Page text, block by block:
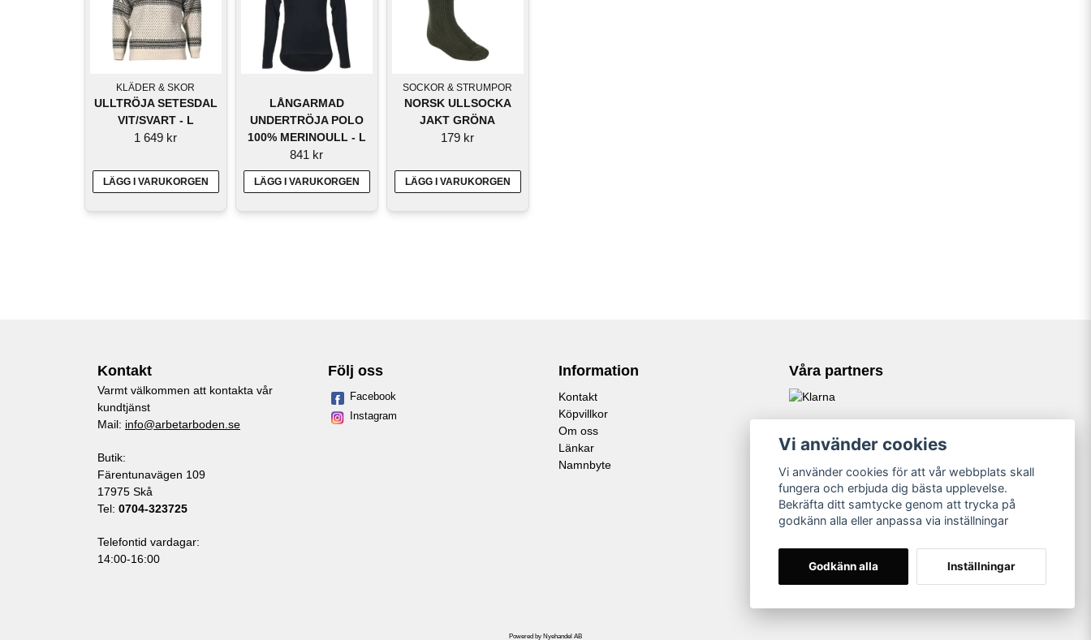
KLÄDER & SKOR
ULLTRÖJA SETESDAL
VIT/SVART - L
1 649 kr
LÄGG I VARUKORGEN
LÅNGARMAD
UNDERTRÖJA POLO
100% MERINOULL - L
841 kr
LÄGG I VARUKORGEN
SOCKOR & STRUMPOR
NORSK ULLSOCKA
JAKT GRÖNA
179 kr
LÄGG I VARUKORGEN
Kontakt
Varmt välkommen att kontakta vår
kundtjänst
Mail: info@arbetarboden.se
Butik:
Färentunavägen 109
17975 Skå
Tel: 0704-323725
Telefontid vardagar:
14:00-16:00
Följ oss
Facebook
Instagram
Information
Kontakt
Köpvillkor
Om oss
Länkar
Namnbyte
Våra partners
Powered by Nyehandel AB
Vi använder cookies
Vi använder cookies för att vår webbplats skall
fungera och erbjuda dig bästa upplevelse.
Bekräfta ditt samtycke genom att trycka på
godkänn alla eller anpassa via inställningar
Godkänn alla Inställningar